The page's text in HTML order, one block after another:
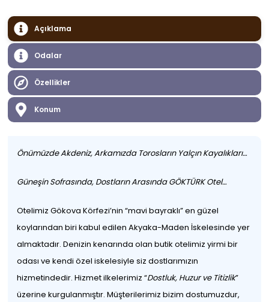
Açıklama
Odalar
Özellikler
Konum
Önümüzde Akdeniz, Arkamızda Torosların Yalçın Kayalıkları…
Güneşin Sofrasında, Dostların Arasında GÖKTÜRK Otel…
Otelimiz Gökova Körfezi’nin “mavi bayraklı” en güzel
koylarından biri kabul edilen Akyaka-Maden İskelesinde yer
almaktadır. Denizin kenarında olan butik otelimiz yirmi bir
odası ve kendi özel iskelesiyle siz dostlarımızın
hizmetindedir. Hizmet ilkelerimiz “Dostluk, Huzur ve Titizlik”
üzerine kurgulanmıştır. Müşterilerimiz bizim dostumuzdur,